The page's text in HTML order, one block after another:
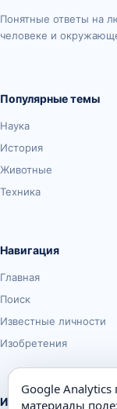
Понятные ответы на
человеке и
Популярные темы
Наука
История
Животные
Техника
Навигация
Главная
Поиск
Известные личности
Изобретения
Информация
Google Analytics
материалы